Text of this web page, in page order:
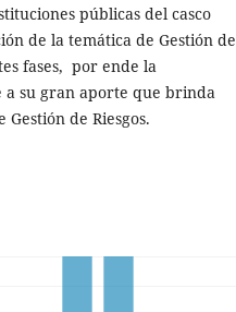
públicas del casco
de la temática de Gestión de
fases, por ende la
a su gran aporte que brinda
de Riesgos.